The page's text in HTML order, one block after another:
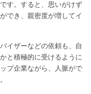
す。すると、思いがけず
でき、親密度が増してイ
イザーなどの依頼も、自
と積極的に受けるように
プ企業ながら、人脈がで